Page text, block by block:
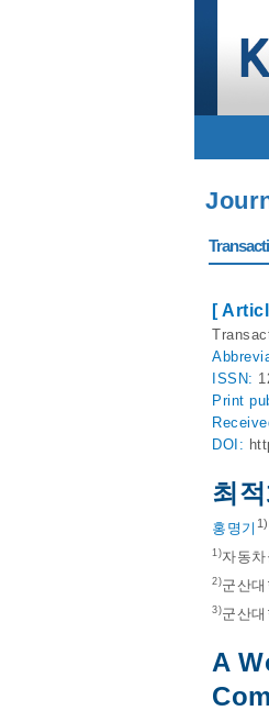
[
ISSN:
Print
DOI:
최
홍명기 1)
1)자동
2)군산
3)군산
A